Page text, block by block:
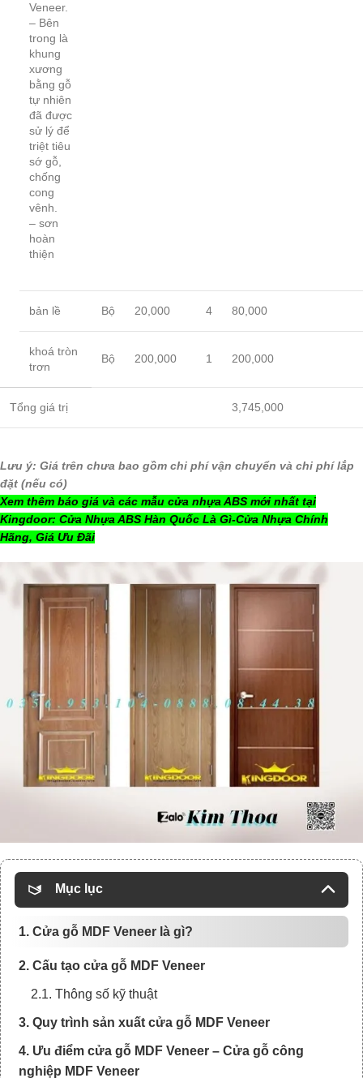
Veneer.
– Bên
trong là
khung
xương
bằng gỗ
tự nhiên
đã được
sử lý để
triệt tiêu
sớ gỗ,
chống
cong
vênh.
– sơn
hoàn
thiện
bản lề Bộ 20,000 4 80,000
khoá tròn
trơn
Bộ 200,000 1 200,000
Tổng giá trị 3,745,000
Lưu ý: Giá trên chưa bao gồm chi phí vận chuyển và chi phí lắp
đặt (nếu có)
Xem thêm báo giá và các mẫu cửa nhựa ABS mới nhất tại
Kingdoor: Cửa Nhựa ABS Hàn Quốc Là Gì-Cửa Nhựa Chính
Hãng, Giá Ưu Đãi
Mục lục
1. Cửa gỗ MDF Veneer là gì?
2. Cấu tạo cửa gỗ MDF Veneer
2.1. Thông số kỹ thuật
3. Quy trình sản xuất cửa gỗ MDF Veneer
4. Ưu điểm cửa gỗ MDF Veneer – Cửa gỗ công
nghiệp MDF Veneer